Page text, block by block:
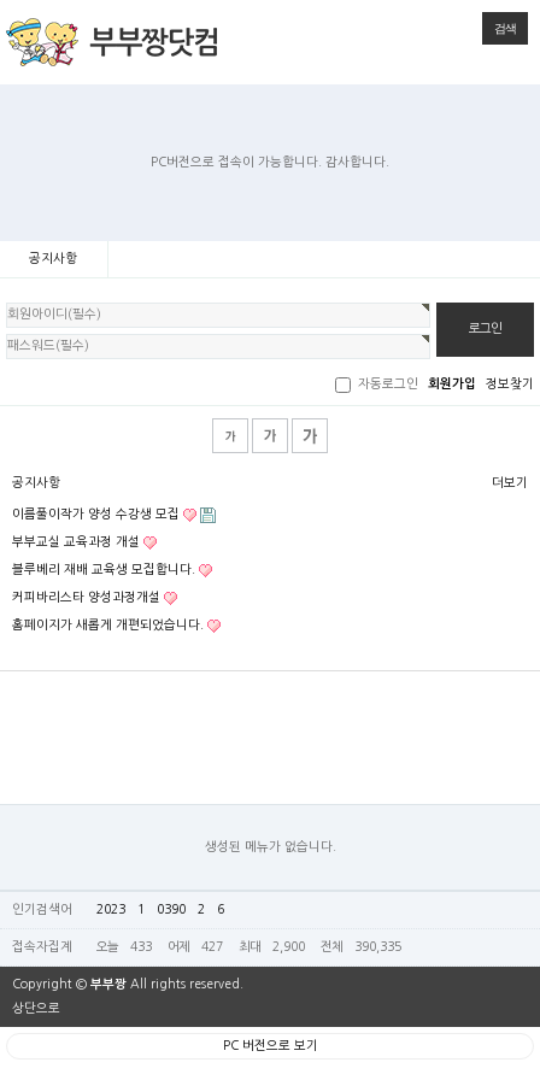
검색
PC버전으로 접속이 가능합니다. 감사합니다.
공지사항
회
원
로
그
자동로그인 회원가입 정보찾기
공지사항
이름풀이작가 양성 수강생 모집
부부교실 교육과정 개설
블루베리 재배 교육생 모집합니다.
커피바리스타 양성과정개설
홈페이지가 새롭게 개편되었습니다.
더보기
생성된 메뉴가 없습니다.
인기검색어 2023 1 0390 2 6
접속자집계 오늘 433 어제 427 최대 2,900 전체 390,335
Copyright © 부부짱 All rights reserved.
상단으로
PC 버전으로 보기